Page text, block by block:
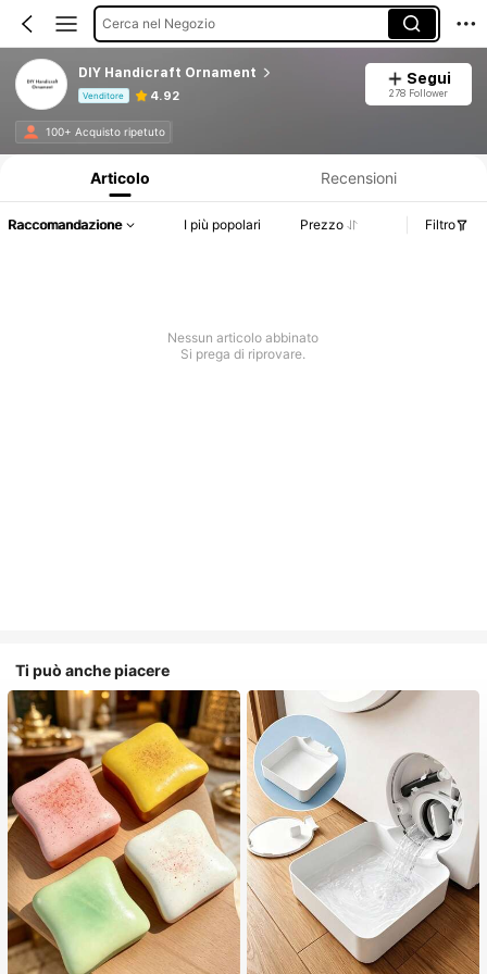
Cerca nel Negozio
DIY Handicraft Ornament
Venditore 4.92
Segui
278 Follower
100+ Acquisto ripetuto
Articolo Recensioni
Raccomandazione I più popolari Prezzo Filtro
Nessun articolo abbinato
Si prega di riprovare.
Ti può anche piacere